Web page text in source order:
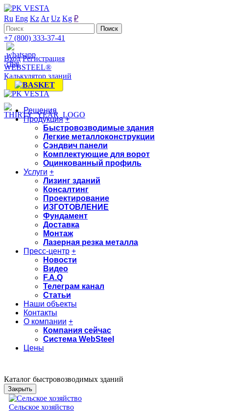
Ru Eng Kz Ar Uz Kg ₽
+7 (800) 333-37-41
Вход Регистрация
WEBSTEEL®
Калькулятор зданий
Решения
Продукция +
Быстровозводимые здания
Легкие металлоконструкции
Сэндвич панели
Комплектующие для ворот
Оцинкованный профиль
Услуги +
Лизинг зданий
Консалтинг
Проектирование
ИЗГОТОВЛЕНИЕ
Фундамент
Доставка
Монтаж
Лазерная резка металла
Пресс-центр +
Новости
Видео
F.A.Q
Телеграм канал
Статьи
Наши объекты
Контакты
О компании +
Компания сейчас
Система WebSteel
Цены
Каталог быстровозводимых зданий
Закрыть
Сельское хозяйство